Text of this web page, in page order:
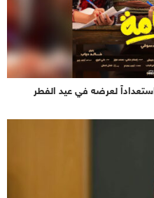
لعرضه في عيد الفطر